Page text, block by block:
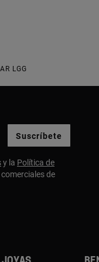
LGG
Suscríbete
y la Política de
de